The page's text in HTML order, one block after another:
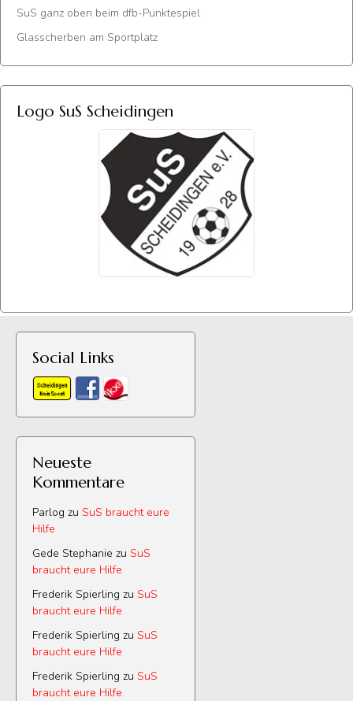
SuS ganz oben beim dfb-Punktespiel
Glasscherben am Sportplatz
Logo SuS Scheidingen
Social Links
Neueste
Kommentare
Parlog zu SuS braucht eure
Hilfe
Gede Stephanie zu SuS
braucht eure Hilfe
Frederik Spierling zu SuS
braucht eure Hilfe
Frederik Spierling zu SuS
braucht eure Hilfe
Frederik Spierling zu SuS
braucht eure Hilfe